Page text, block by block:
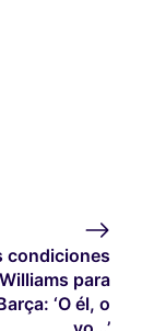
condiciones
para
‘O él, o